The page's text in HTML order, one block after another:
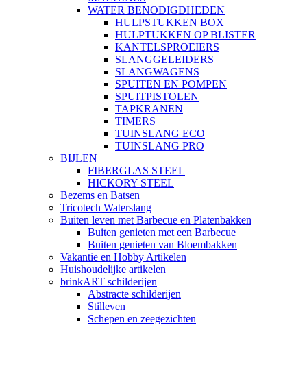
WATER BENODIGDHEDEN
HULPSTUKKEN BOX
HULPTUKKEN OP BLISTER
KANTELSPROEIERS
SLANGGELEIDERS
SLANGWAGENS
SPUITEN EN POMPEN
SPUITPISTOLEN
TAPKRANEN
TIMERS
TUINSLANG ECO
TUINSLANG PRO
BIJLEN
FIBERGLAS STEEL
HICKORY STEEL
Bezems en Batsen
Tricotech Waterslang
Buiten leven met Barbecue en Platenbakken
Buiten genieten met een Barbecue
Buiten genieten van Bloembakken
Vakantie en Hobby Artikelen
Huishoudelijke artikelen
brinkART schilderijen
Abstracte schilderijen
Stilleven
Schepen en zeegezichten